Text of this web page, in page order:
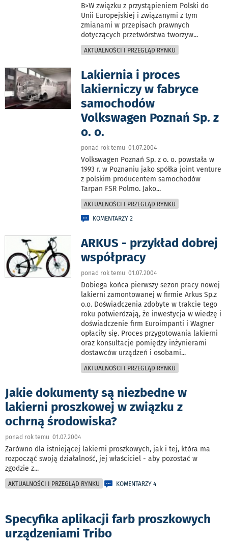
B>W związku z przystąpieniem Polski do
Unii Europejskiej i związanymi z tym
zmianami w przepisach prawnych
dotyczących przetwórstwa tworzyw...
AKTUALNOŚCI I PRZEGLĄD RYNKU
Lakiernia i proces
lakierniczy w fabryce
samochodów
Volkswagen Poznań Sp. z
o. o.
ponad rok temu 01.07.2004
Volkswagen Poznań Sp. z o. o. powstała w
1993 r. w Poznaniu jako spółka joint venture
z polskim producentem samochodów
Tarpan FSR Polmo. Jako...
AKTUALNOŚCI I PRZEGLĄD RYNKU
KOMENTARZY 2
ARKUS - przykład dobrej
współpracy
ponad rok temu 01.07.2004
Dobiega końca pierwszy sezon pracy nowej
lakierni zamontowanej w firmie Arkus Sp.z
o.o. Doświadczenia zdobyte w trakcie tego
roku potwierdzają, że inwestycja w wiedzę i
doświadczenie firm Euroimpanti i Wagner
opłaciły się. Proces przygotowania lakierni
oraz konsultacje pomiędzy inżynierami
dostawców urządzeń i osobami...
AKTUALNOŚCI I PRZEGLĄD RYNKU
Jakie dokumenty są niezbedne w
lakierni proszkowej w związku z
ochrną środowiska?
ponad rok temu 01.07.2004
Zarówno dla istniejącej lakierni proszkowych, jak i tej, która ma
rozpocząć swoją działalność, jej właściciel - aby pozostać w
zgodzie z...
AKTUALNOŚCI I PRZEGLĄD RYNKU KOMENTARZY 4
Specyfika aplikacji farb proszkowych
urządzeniami Tribo